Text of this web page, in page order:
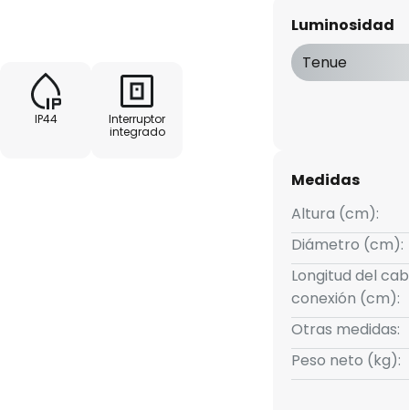
atractiva para iluminar su
IP44
Interruptor
integrado
Luminosidad
Tenue
Medidas
Altura (cm):
Diámetro (cm):
Longitud del
conexión (cm):
Otras medidas:
Peso neto (kg):